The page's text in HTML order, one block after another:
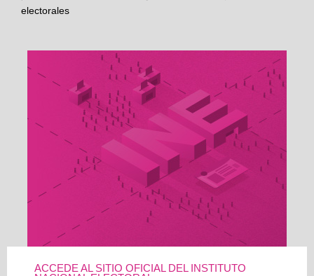
electorales
ACCEDE AL SITIO OFICIAL DEL INSTITUTO